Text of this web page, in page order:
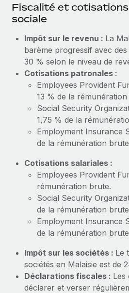
Comment Phiture gère ses
répartis dans 19 pays grâce
Phiture, un leader notable du
croissance mobile internationale,
En savoir plus
Fiscalité et
sociale
Impôt sur le revenu : La
barème progressif avec
30 % selon le niveau de
Cotisations patronales :
Employees Provident
13 % de la
Social Security
1,75 % de la
Employment Insurance
de la rémunération
Cotisations salariales :
Employees Provident
rémunération brute.
Social Security
de la rémunération
Employment Insurance
de la rémunération
Impôt sur les sociétés : Le
sociétés en Malaisie est de
Déclarations fiscales : Les
déclarer et verser